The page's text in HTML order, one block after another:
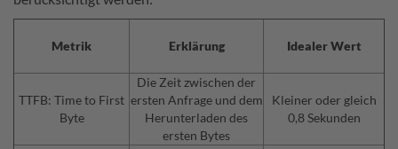
Metrik Erklärung Idealer Wert
TTFB: Time to First
Byte
Die Zeit zwischen der
ersten Anfrage und dem
Herunterladen des
ersten Bytes
Kleiner oder gleich
0,8 Sekunden